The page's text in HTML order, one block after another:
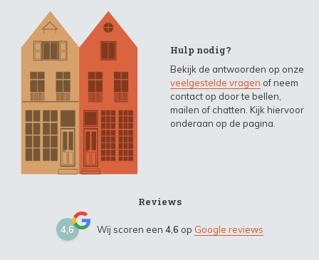
Hulp nodig?
Bekijk de antwoorden op onze
veelgestelde vragen of neem
contact op door te bellen,
mailen of chatten. Kijk hiervoor
onderaan op de pagina.
Reviews
4,6 Wij scoren een 4,6 op Google reviews